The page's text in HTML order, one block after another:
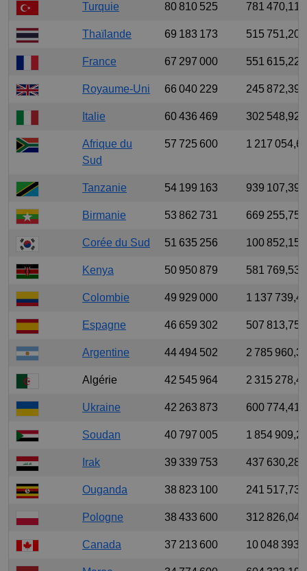
Turquie 80 810 525 781 470,117
Thaïlande 69 183 173 515 751,209
France 67 297 000 551 615,226
Royaume-Uni 66 040 229 245 872,395
Italie 60 436 469 302 548,924
Afrique du
Sud
57 725 600 1 217
Tanzanie 54 199 163 939 107,395
Birmanie 53 862 731 669 255,757
Corée du Sud 51 635 256 100 852,15
Kenya 50 950 879 581 769,538
Colombie 49 929 000 1 137
Espagne 46 659 302 507 813,755
Argentine 44 494 502 2 785
Algérie 42 545 964 2 315
Ukraine 42 263 873 600 774,415
Soudan 40 797 005 1 854
Irak 39 339 753 437 630,282
Ouganda 38 823 100 241 517,739
Pologne 38 433 600 312 826,045
Canada 37 213 600 10 048